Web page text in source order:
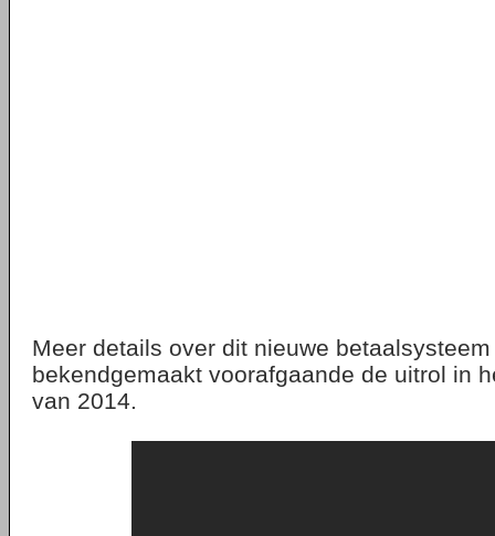
Meer details over dit nieuwe
bekendgemaakt voorafgaande de uitrol in
van 2014.